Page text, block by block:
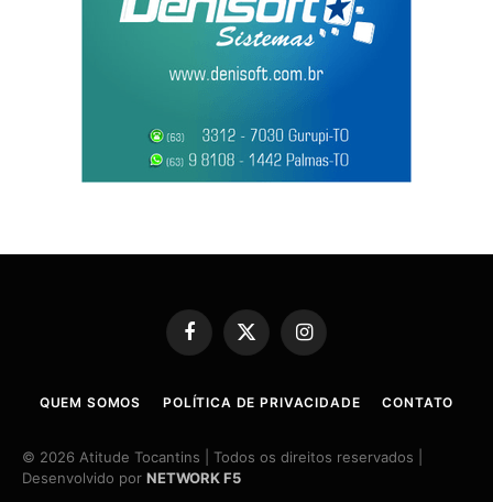
Facebook
X
Instagram
QUEM SOMOS POLÍTICA DE PRIVACIDADE CONTATO
© 2026 Atitude Tocantins | Todos os direitos reservados |
Desenvolvido por NETWORK F5